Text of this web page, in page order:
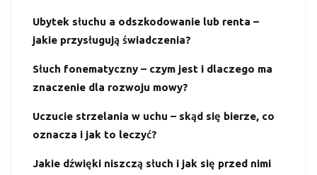
Ubytek słuchu a odszkodowanie lub renta –
jakie przysługują świadczenia?
Słuch fonematyczny – czym jest i dlaczego ma
znaczenie dla rozwoju mowy?
Uczucie strzelania w uchu – skąd się bierze, co
oznacza i jak to leczyć?
Jakie dźwięki niszczą słuch i jak się przed nimi